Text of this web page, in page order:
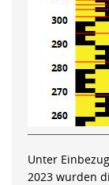
Unter
2023 wurden